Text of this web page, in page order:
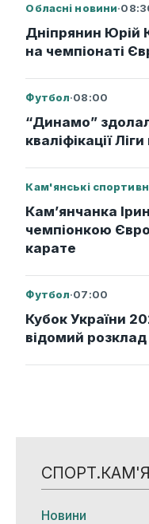
Обласні новини·
Дніпрянин Юрій
на чемпіонаті
Футбол·08:00
“Динамо”
кваліфікації
Кам'янські
Кам’янчанка
чемпіонкою
карате
Футбол·07:00
Кубок України
відомий
Новини